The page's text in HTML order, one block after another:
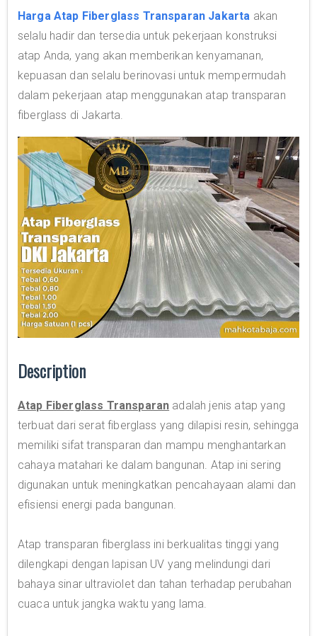
Harga Atap Fiberglass Transparan Jakarta akan
selalu hadir dan tersedia untuk pekerjaan konstruksi
atap Anda, yang akan memberikan kenyamanan,
kepuasan dan selalu berinovasi untuk mempermudah
dalam pekerjaan atap menggunakan atap transparan
fiberglass di Jakarta.
Description
Atap Fiberglass Transparan adalah jenis atap yang
terbuat dari serat fiberglass yang dilapisi resin, sehingga
memiliki sifat transparan dan mampu menghantarkan
cahaya matahari ke dalam bangunan. Atap ini sering
digunakan untuk meningkatkan pencahayaan alami dan
efisiensi energi pada bangunan.
Atap transparan fiberglass ini berkualitas tinggi yang
dilengkapi dengan lapisan UV yang melindungi dari
bahaya sinar ultraviolet dan tahan terhadap perubahan
cuaca untuk jangka waktu yang lama.